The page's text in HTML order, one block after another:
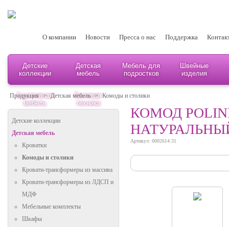
О компании Новости Пресса о нас Поддержка
Детские
коллекции
Детская
мебель
Мебель для
подростков
Швейные
изделия
Адаптивная
мебель
Бытовая
техника
Продукция > Детская мебель > Комоды и столики
Детские коллекции
Детская мебель
Кроватки
Комоды и столики
Кровати-трансформеры из массива
Кровати-трансформеры из ЛДСП и
МДФ
Мебельные комплекты
Шкафы
КОМОД
Артикул: 0002614.31